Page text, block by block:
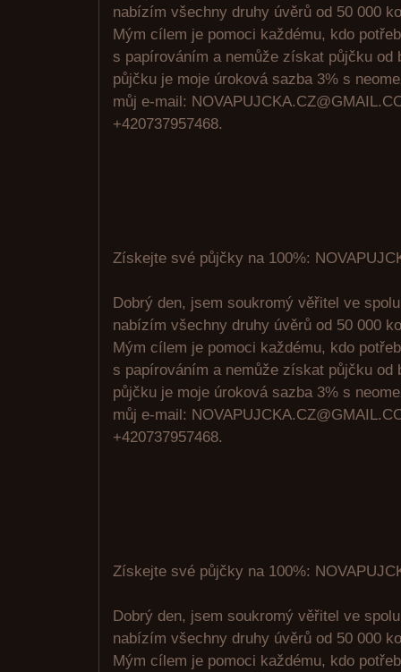
nabízím všechny druhy úvěrů od 50 000
Mým cílem je pomoci každému, kdo
s papírováním a nemůže získat půjčku od
půjčku je moje úroková sazba 3% s
můj e-mail:
+420737957468.
Získejte své půjčky na 100%:
Dobrý den, jsem soukromý věřitel ve
nabízím všechny druhy úvěrů od 50 000
Mým cílem je pomoci každému, kdo
s papírováním a nemůže získat půjčku od
půjčku je moje úroková sazba 3% s
můj e-mail:
+420737957468.
Získejte své půjčky na 100%:
Dobrý den, jsem soukromý věřitel ve
nabízím všechny druhy úvěrů od 50 000
Mým cílem je pomoci každému, kdo